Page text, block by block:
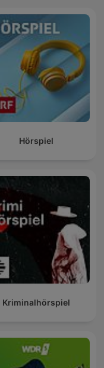
Hörspiel
Kriminalhörspiel